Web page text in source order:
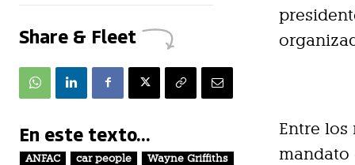
Share & Fleet
En este texto...
ANFAC car people
Wayne Griffiths
Entre
mandato